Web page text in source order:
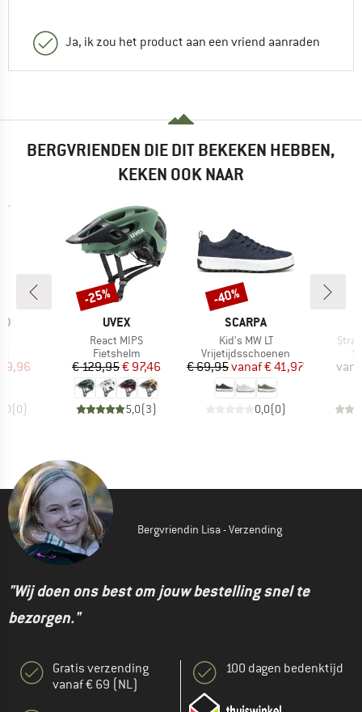
Ja, ik zou het product aan een vriend aanraden
BERGVRIENDEN DIE DIT BEKEKEN HEBBEN,
KEKEN OOK NAAR
prijs
(0)
MERK
UVEX
Artikel
React MIPS
Productgroep
Fietshelm
Prijs
€ 129,95Verlaagde prijs
€ 97,46
5,0(3)
Korting
-25%
MERK
SCARPA
Artikel
Kid's MW LT
Productgroep
Vrijetijdsschoenen
Prijs
€ 69,95 Verlaagde prijs
vanaf€ 41,97
0,0(0)
Korting
-40%
Bergvriendin Lisa - Verzending
"Wij doen ons best om jouw bestelling snel te
bezorgen."
Gratis verzending
vanaf € 69 (NL)
100 dagen bedenktijd